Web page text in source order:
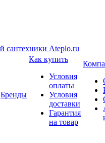
Бренды
Как купить
Условия
оплаты
Условия
доставки
Гарантия
на товар